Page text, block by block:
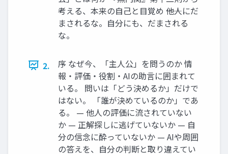
考える、本来の自己と目覚め ――他人にだ
まされるな。自分にも、だまされる
な。
2.
序 なぜ今、「主人公」を問うのか 情
報・評価・役割・AIの助言に囲まれて
いる。 問いは「どう決めるか」だけで
はない。 「誰が決めているのか」であ
る。 — 他人の評価に流されていない
か — 正解探しに逃げていないか — 自
分の信念に酔っていないか — AIや周囲
の答えを、自分の判断と取り違えてい